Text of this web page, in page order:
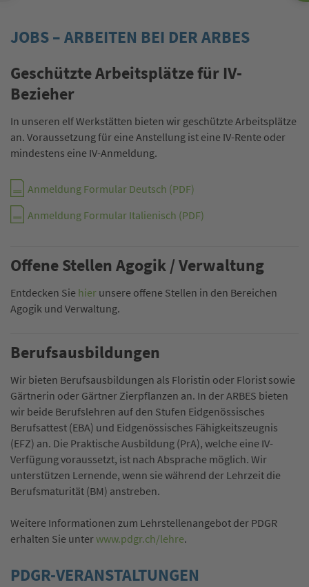
JOBS – ARBEITEN BEI DER ARBES
Geschützte Arbeitsplätze für IV-
Bezieher
In unseren elf Werkstätten bieten wir geschützte Arbeitsplätze
an. Voraussetzung für eine Anstellung ist eine IV-Rente oder
mindestens eine IV-Anmeldung.
Anmeldung Formular Deutsch (PDF)
Anmeldung Formular Italienisch (PDF)
Offene Stellen Agogik / Verwaltung
Entdecken Sie hier unsere offene Stellen in den Bereichen
Agogik und Verwaltung.
Berufsausbildungen
Wir bieten Berufsausbildungen als Floristin oder Florist sowie
Gärtnerin oder Gärtner Zierpflanzen an. In der ARBES bieten
wir beide Berufslehren auf den Stufen Eidgenössisches
Berufsattest (EBA) und Eidgenössisches Fähigkeitszeugnis
(EFZ) an. Die Praktische Ausbildung (PrA), welche eine IV-
Verfügung voraussetzt, ist nach Absprache möglich. Wir
unterstützen Lernende, wenn sie während der Lehrzeit die
Berufsmaturität (BM) anstreben.
Weitere Informationen zum Lehrstellenangebot der PDGR
erhalten Sie unterwww.pdgr.ch/lehre.
PDGR-VERANSTALTUNGEN